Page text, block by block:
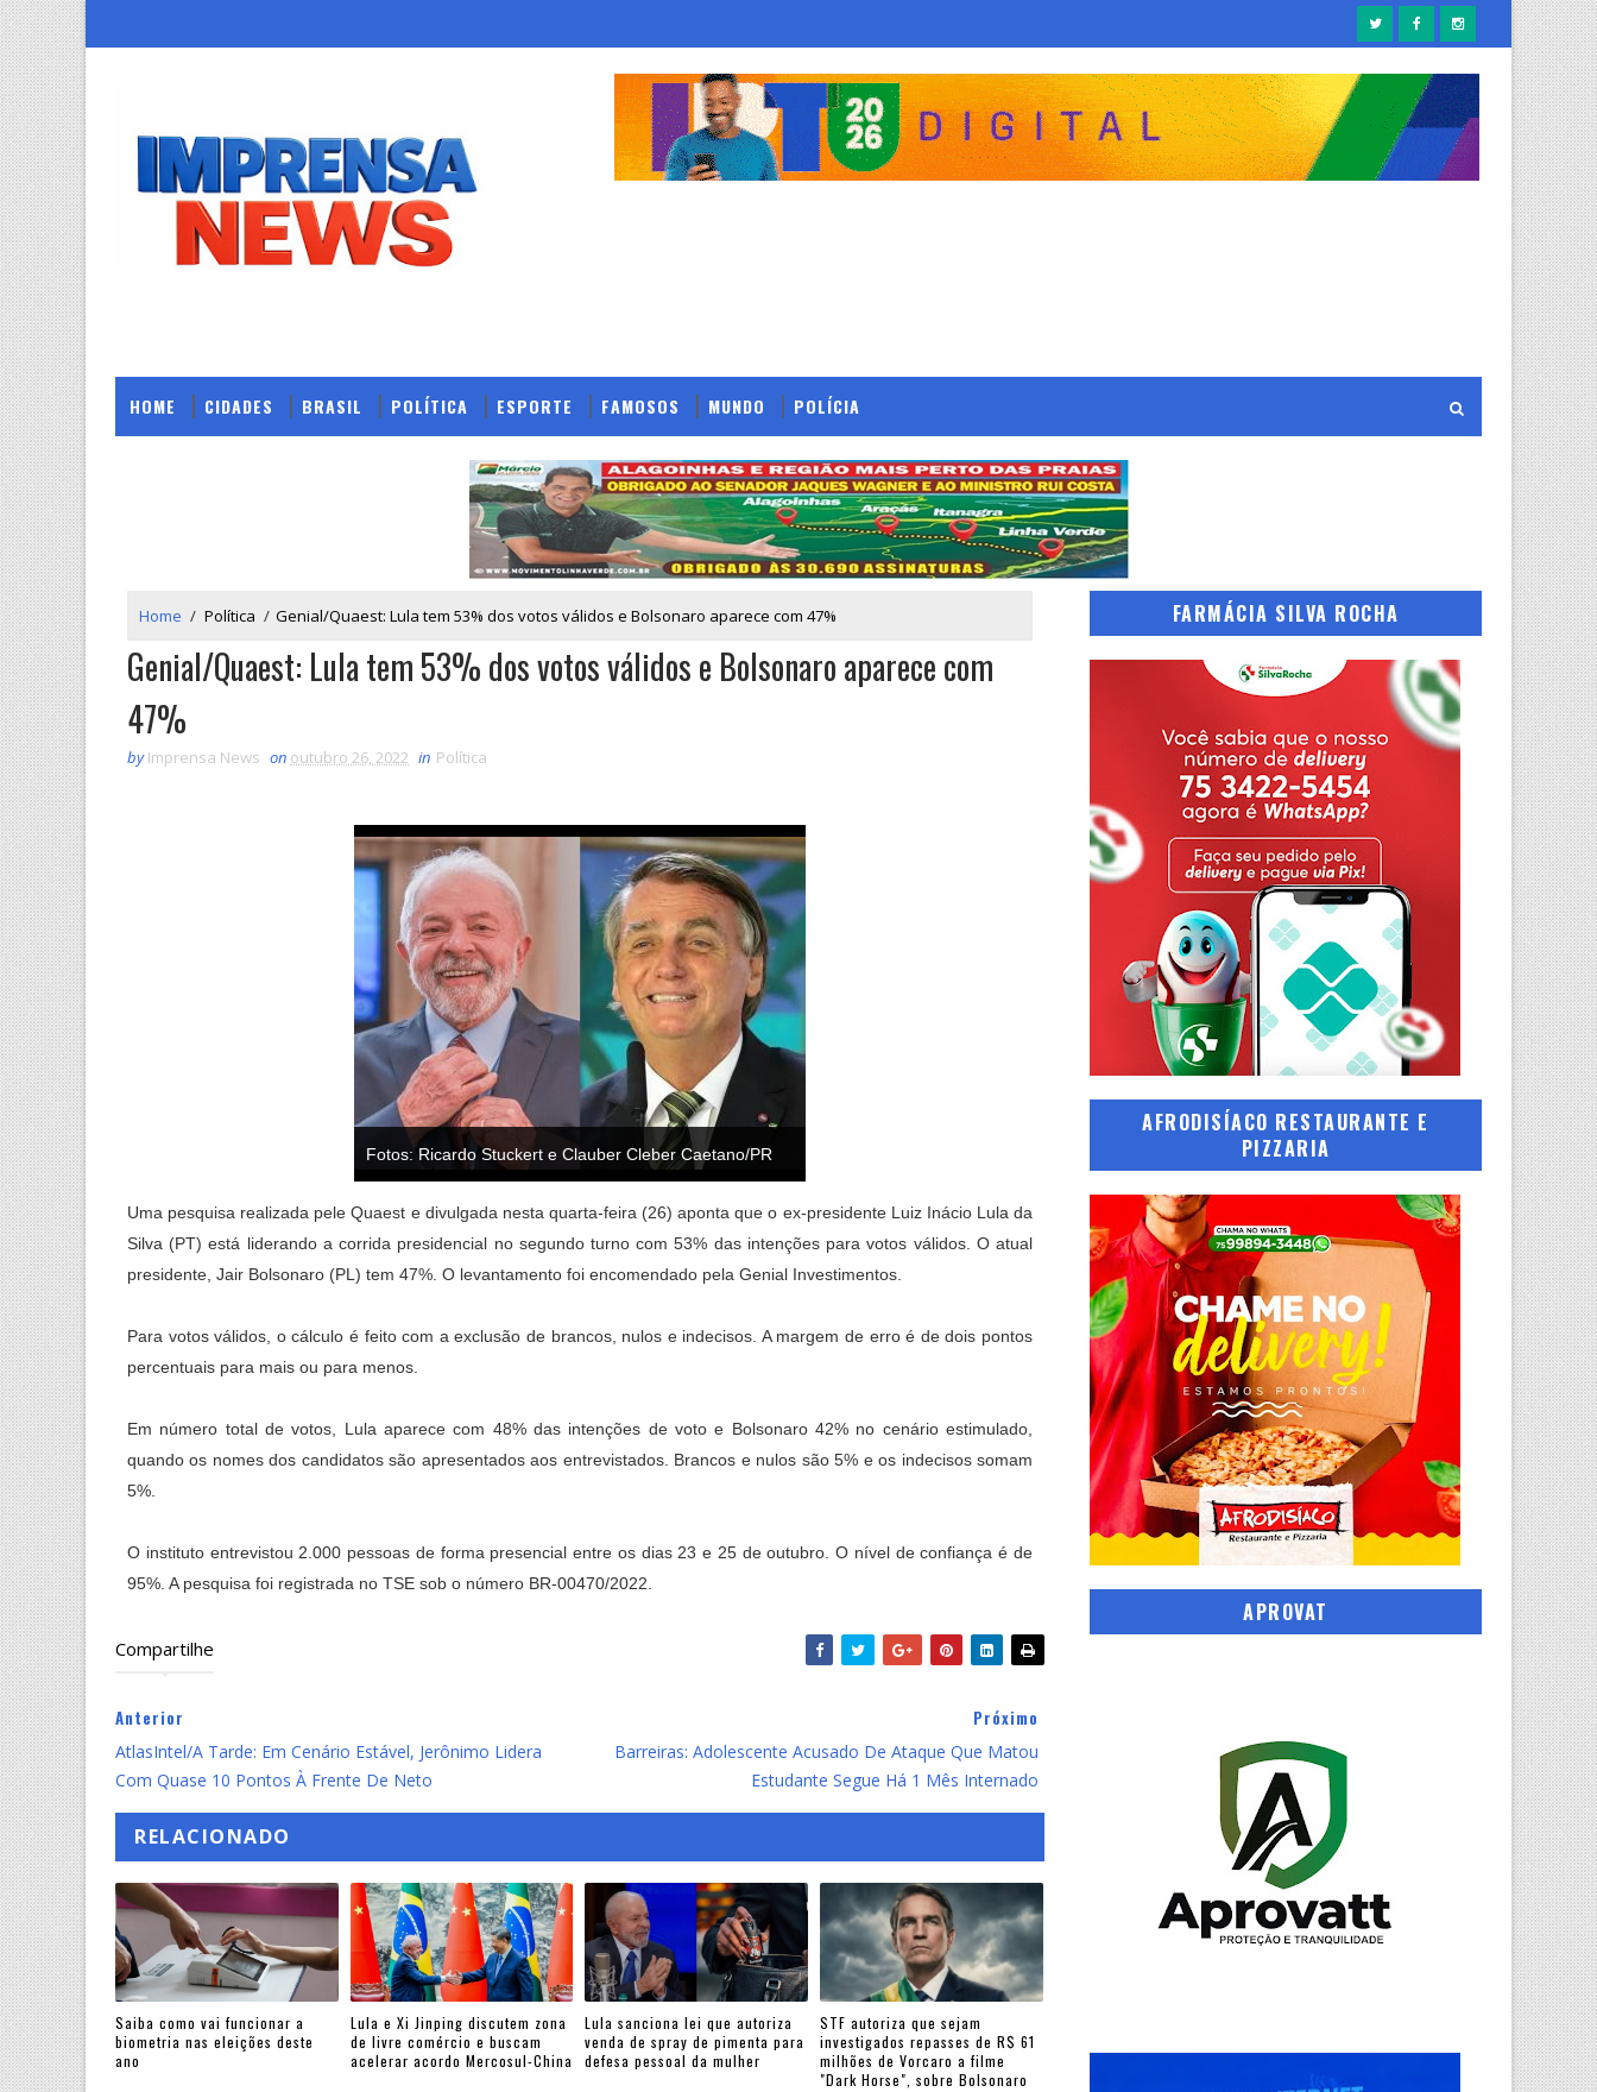
HOME CIDADES BRASIL POLÍTICA ESPORTE FAMOSOS MUNDO POLÍCIA
Home / Política / Genial/Quaest: Lula tem 53% dos votos válidos e Bolsonaro aparece com 47%
Genial/Quaest: Lula tem 53% dos votos válidos e Bolsonaro aparece com
47%
by Imprensa News on outubro 26, 2022 in Política
Fotos: Ricardo Stuckert e Clauber Cleber Caetano/PR
Uma pesquisa realizada pele Quaest e divulgada nesta quarta-feira (26) aponta que o ex-presidente Luiz Inácio Lula da
Silva (PT) está liderando a corrida presidencial no segundo turno com 53% das intenções para votos válidos. O atual
presidente, Jair Bolsonaro (PL) tem 47%. O levantamento foi encomendado pela Genial Investimentos.
Para votos válidos, o cálculo é feito com a exclusão de brancos, nulos e indecisos. A margem de erro é de dois pontos
percentuais para mais ou para menos.
Em número total de votos, Lula aparece com 48% das intenções de voto e Bolsonaro 42% no cenário estimulado,
quando os nomes dos candidatos são apresentados aos entrevistados. Brancos e nulos são 5% e os indecisos somam
5%.
O instituto entrevistou 2.000 pessoas de forma presencial entre os dias 23 e 25 de outubro. O nível de confiança é de
95%. A pesquisa foi registrada no TSE sob o número BR-00470/2022.
Compartilhe
Anterior
AtlasIntel/A Tarde: Em Cenário Estável, Jerônimo Lidera
Com Quase 10 Pontos À Frente De Neto
Próximo
Barreiras: Adolescente Acusado De Ataque Que Matou
Estudante Segue Há 1 Mês Internado
RELACIONADO
Saiba como vai funcionar a
biometria nas eleições deste
ano
Lula e Xi Jinping discutem zona
de livre comércio e buscam
acelerar acordo Mercosul-China
Lula sanciona lei que autoriza
venda de spray de pimenta para
defesa pessoal da mulher
STF autoriza que sejam
investigados repasses de R$ 61
milhões de Vorcaro a filme
"Dark Horse", sobre Bolsonaro
FARMÁCIA SILVA ROCHA
AFRODISÍACO RESTAURANTE E
PIZZARIA
APROVAT